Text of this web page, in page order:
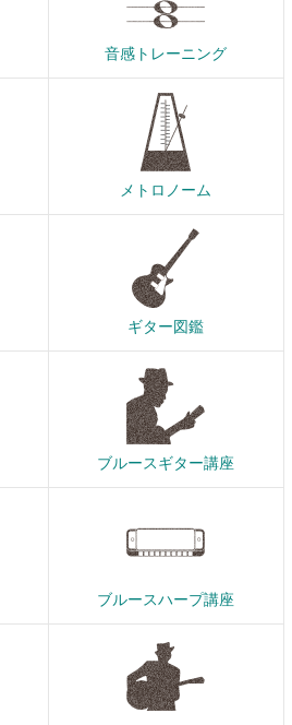
音感トレーニング
メトロノーム
ギター図鑑
ブルースギター講座
ブルースハープ講座